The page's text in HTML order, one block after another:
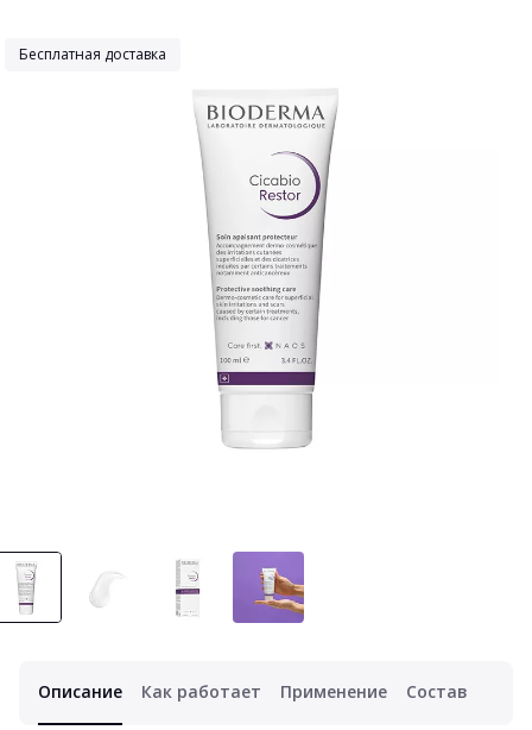
Бесплатная доставка
Описание Как работает Применение Состав